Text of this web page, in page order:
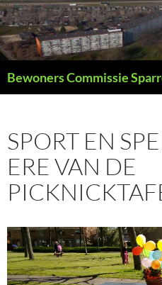
Ga
naar
de
inhoud
Bewoners Commissie
SPORT EN
ERE VAN DE